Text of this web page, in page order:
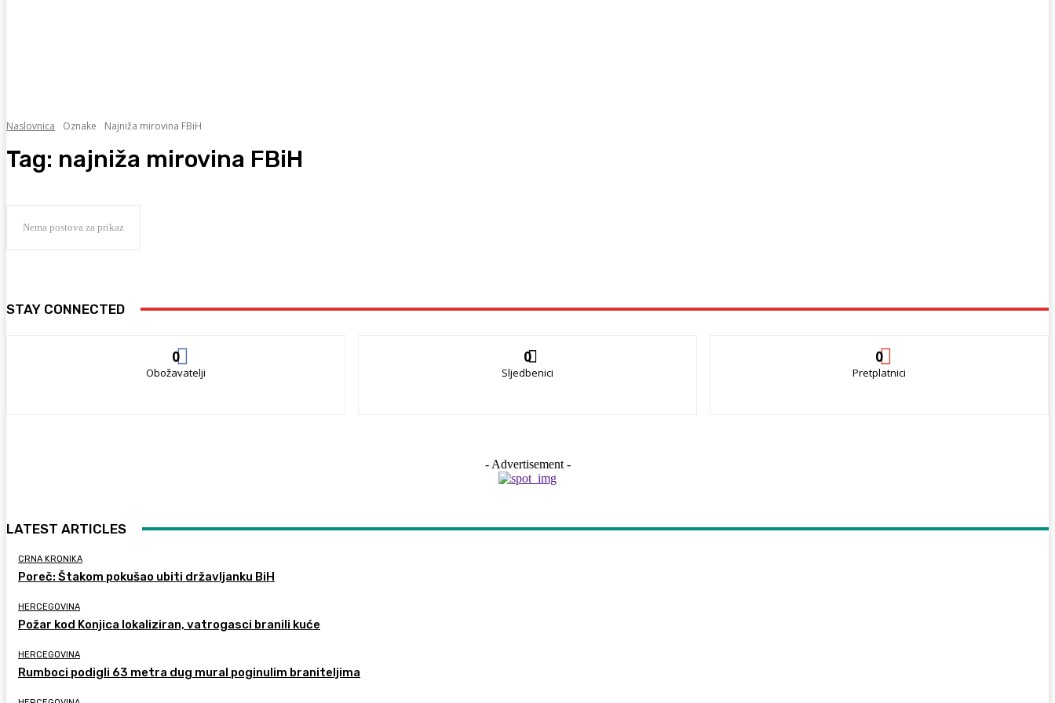
Naslovnica Oznake Najniža mirovina FBiH
Tag: najniža mirovina FBiH
Nema postova za prikaz
STAY CONNECTED
0
Obožavatelji
0
Sljedbenici
0
Pretplatnici
- Advertisement -
LATEST ARTICLES
CRNA KRONIKA
Poreč: Štakom pokušao ubiti državljanku BiH
HERCEGOVINA
Požar kod Konjica lokaliziran, vatrogasci branili kuće
HERCEGOVINA
Rumboci podigli 63 metra dug mural poginulim braniteljima